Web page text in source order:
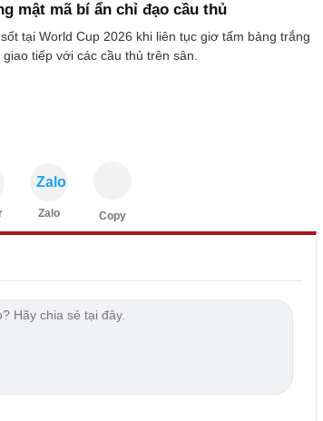
mật mã bí ẩn chỉ đạo cầu thủ
tại World Cup 2026 khi liên tục giơ tấm bảng trắng
tiếp với các cầu thủ trên sân.
Zalo
Zalo Copy